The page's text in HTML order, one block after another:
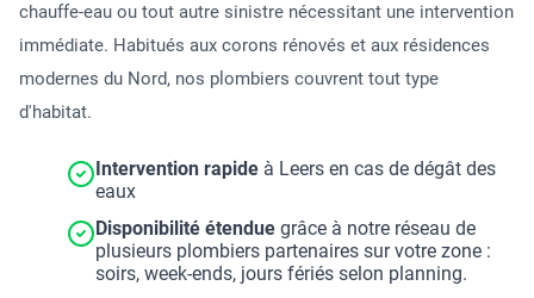
chauffe-eau ou tout autre sinistre nécessitant une intervention
immédiate. Habitués aux corons rénovés et aux résidences
modernes du Nord, nos plombiers couvrent tout type
d'habitat.
Intervention rapide à Leers en cas de dégât des
eaux
Disponibilité étendue grâce à notre réseau de
plusieurs plombiers partenaires sur votre zone :
soirs, week-ends, jours fériés selon planning.